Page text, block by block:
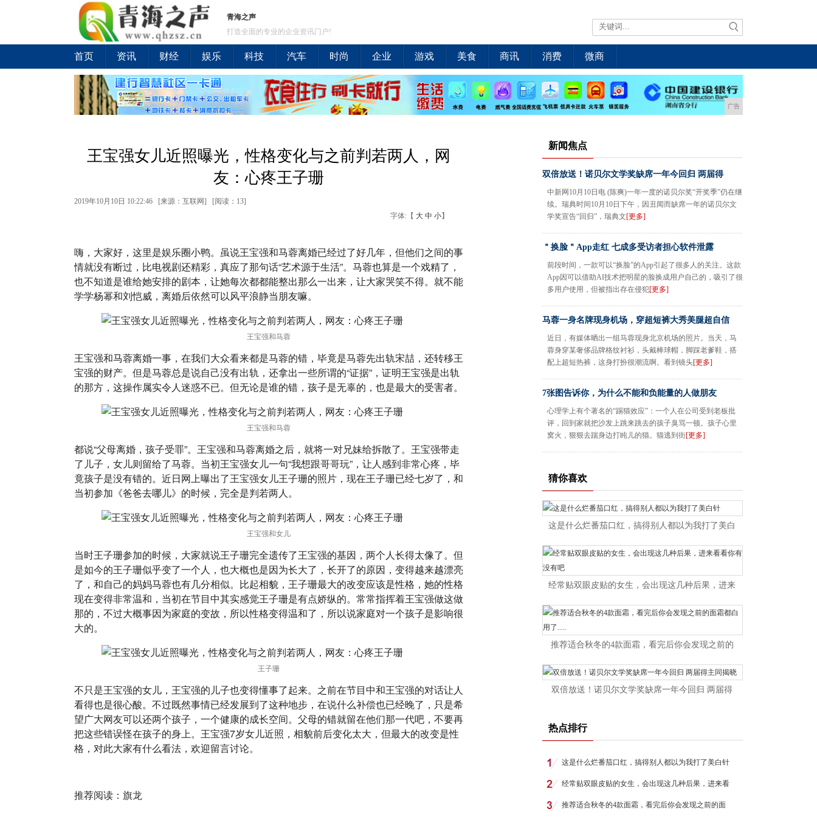
青海之声
打造全面的专业的企业资讯门户!
首页 资讯 财经 娱乐 科技 汽车 时尚 企业 游戏 美食 商讯 消费 微商
广告
王宝强女儿近照曝光，性格变化与之前判若两人，网
友：心疼王子珊
2019年10月10日 10:22:46 [来源：互联网] [阅读：13]
字体:【 大 中 小】
嗨，大家好，这里是娱乐圈小鸭。虽说王宝强和马蓉离婚已经过了好几年，但他们之间的事
情就没有断过，比电视剧还精彩，真应了那句话“艺术源于生活”。马蓉也算是一个戏精了，
也不知道是谁给她安排的剧本，让她每次都都能整出那么一出来，让大家哭笑不得。就不能
学学杨幂和刘恺威，离婚后依然可以风平浪静当朋友嘛。
王宝强和马蓉
王宝强和马蓉离婚一事，在我们大众看来都是马蓉的错，毕竟是马蓉先出轨宋喆，还转移王
宝强的财产。但是马蓉总是说自己没有出轨，还拿出一些所谓的“证据”，证明王宝强是出轨
的那方，这操作属实令人迷惑不已。但无论是谁的错，孩子是无辜的，也是最大的受害者。
王宝强和马蓉
都说“父母离婚，孩子受罪”。王宝强和马蓉离婚之后，就将一对兄妹给拆散了。王宝强带走
了儿子，女儿则留给了马蓉。当初王宝强女儿一句“我想跟哥哥玩”，让人感到非常心疼，毕
竟孩子是没有错的。近日网上曝出了王宝强女儿王子珊的照片，现在王子珊已经七岁了，和
当初参加《爸爸去哪儿》的时候，完全是判若两人。
王宝强和女儿
当时王子珊参加的时候，大家就说王子珊完全遗传了王宝强的基因，两个人长得太像了。但
是如今的王子珊似乎变了一个人，也大概也是因为长大了，长开了的原因，变得越来越漂亮
了，和自己的妈妈马蓉也有几分相似。比起相貌，王子珊最大的改变应该是性格，她的性格
现在变得非常温和，当初在节目中其实感觉王子珊是有点娇纵的。常常指挥着王宝强做这做
那的，不过大概事因为家庭的变故，所以性格变得温和了，所以说家庭对一个孩子是影响很
大的。
王子珊
不只是王宝强的女儿，王宝强的儿子也变得懂事了起来。之前在节目中和王宝强的对话让人
看得也是很心酸。不过既然事情已经发展到了这种地步，在说什么补偿也已经晚了，只是希
望广大网友可以还两个孩子，一个健康的成长空间。父母的错就留在他们那一代吧，不要再
把这些错误怪在孩子的身上。王宝强7岁女儿近照，相貌前后变化太大，但最大的改变是性
格，对此大家有什么看法，欢迎留言讨论。
推荐阅读： 旗龙
新闻焦点
双倍放送！诺贝尔文学奖缺席一年今回归 两届得
中新网10月10日电 (陈爽)一年一度的诺贝尔奖“开奖季”仍在继
续。瑞典时间10月10日下午，因丑闻而缺席一年的诺贝尔文
学奖宣告“回归”，瑞典文[更多]
＂换脸＂App走红 七成多受访者担心软件泄露
前段时间，一款可以“换脸”的App引起了很多人的关注。这款
App因可以借助AI技术把明星的脸换成用户自己的，吸引了很
多用户使用，但被指出存在侵犯[更多]
马蓉一身名牌现身机场，穿超短裤大秀美腿超自信
近日，有媒体晒出一组马蓉现身北京机场的照片。当天，马
蓉身穿某奢侈品牌格纹衬衫，头戴棒球帽，脚踩老爹鞋，搭
配上超短热裤，这身打扮很潮流啊。看到镜头[更多]
7张图告诉你，为什么不能和负能量的人做朋友
心理学上有个著名的“踢猫效应”：一个人在公司受到老板批
评，回到家就把沙发上跳来跳去的孩子臭骂一顿。孩子心里
窝火，狠狠去踹身边打盹儿的猫。猫逃到街[更多]
猜你喜欢
这是什么烂番茄口红，搞得别人都以为我打了美白
经常贴双眼皮贴的女生，会出现这几种后果，进来
推荐适合秋冬的4款面霜，看完后你会发现之前的
双倍放送！诺贝尔文学奖缺席一年今回归 两届得
热点排行
这是什么烂番茄口红，搞得别人都以为我打了美白针
经常贴双眼皮贴的女生，会出现这几种后果，进来看
推荐适合秋冬的4款面霜，看完后你会发现之前的面